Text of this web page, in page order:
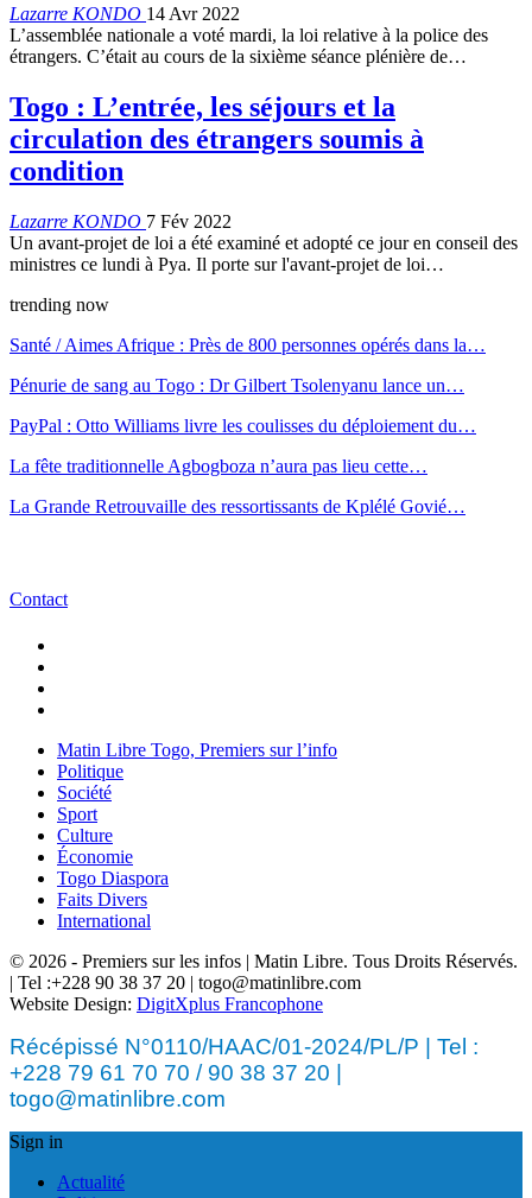
Lazarre KONDO 14 Avr 2022
L’assemblée nationale a voté mardi, la loi relative à la police des
étrangers. C’était au cours de la sixième séance plénière de…
Togo : L’entrée, les séjours et la
circulation des étrangers soumis à
condition
Lazarre KONDO 7 Fév 2022
Un avant-projet de loi a été examiné et adopté ce jour en conseil des
ministres ce lundi à Pya. Il porte sur l'avant-projet de loi…
trending now
Santé / Aimes Afrique : Près de 800 personnes opérés dans la…
Pénurie de sang au Togo : Dr Gilbert Tsolenyanu lance un…
PayPal : Otto Williams livre les coulisses du déploiement du…
La fête traditionnelle Agbogboza n’aura pas lieu cette…
La Grande Retrouvaille des ressortissants de Kplélé Govié…
Contact
Matin Libre Togo, Premiers sur l’info
Politique
Société
Sport
Culture
Économie
Togo Diaspora
Faits Divers
International
© 2026 - Premiers sur les infos | Matin Libre. Tous Droits Réservés.
| Tel :+228 90 38 37 20 | togo@matinlibre.com
Website Design: DigitXplus Francophone
Récépissé N°0110/HAAC/01-2024/PL/P | Tel :
+228 79 61 70 70 / 90 38 37 20 |
togo@matinlibre.com
Sign in
Actualité